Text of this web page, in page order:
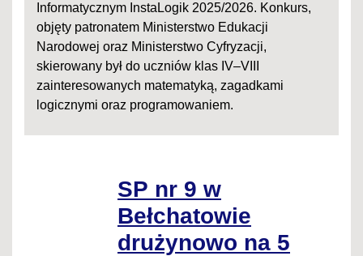
Informatycznym InstaLogik 2025/2026. Konkurs,
objęty patronatem Ministerstwo Edukacji
Narodowej oraz Ministerstwo Cyfryzacji,
skierowany był do uczniów klas IV–VIII
zainteresowanych matematyką, zagadkami
logicznymi oraz programowaniem.
SP nr 9 w
Bełchatowie
drużynowo na 5